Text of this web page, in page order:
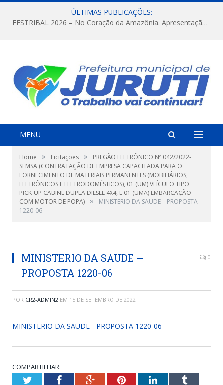
ÚLTIMAS PUBLICAÇÕES:
FESTRIBAL 2026 – No Coração da Amazônia. Apresentação da Munduruku.
MENU
Home » Licitações »
PREGÃO ELETRÔNICO Nº 042/2022-
SEMSA (CONTRATAÇÃO DE EMPRESA CAPACITADA PARA O
FORNECIMENTO DE MATERIAIS PERMANENTES (MOBILIÁRIOS,
ELETRÔNICOS E ELETRODOMÉSTICOS), 01 (UM) VEÍCULO TIPO
PICK-UP CABINE DUPLA DIESEL 4X4, E 01 (UMA) EMBARCAÇÃO
COM MOTOR DE POPA) »
MINISTERIO DA SAUDE – PROPOSTA
1220-06
MINISTERIO DA SAUDE –
PROPOSTA 1220-06
0
POR CR2-ADMIN2 EM 15 DE SETEMBRO DE 2022
MINISTERIO DA SAUDE - PROPOSTA 1220-06
COMPARTILHAR:
TwitterFacebookGoogle+PinterestLinkedInTumblr